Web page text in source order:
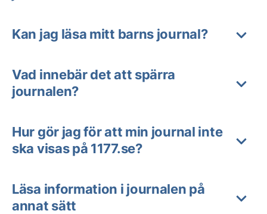
Kan jag läsa mitt barns journal?
Vad innebär det att spärra
journalen?
Hur gör jag för att min journal inte
ska visas på 1177.se?
Läsa information i journalen på
annat sätt